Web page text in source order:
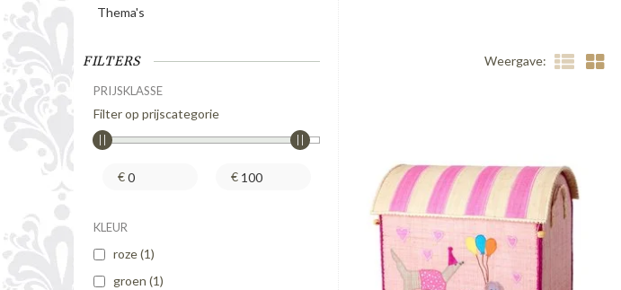
Thema's
FILTERS
PRIJSKLASSE
Filter op prijscategorie
€ €
KLEUR
roze(1)
groen (1)
Weergave